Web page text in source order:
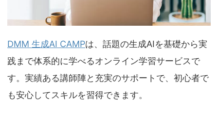
DMM 生成AI CAMPは、話題の生成AIを基礎から実
践まで体系的に学べるオンライン学習サービスで
す。実績ある講師陣と充実のサポートで、初心者で
も安心してスキルを習得できます。